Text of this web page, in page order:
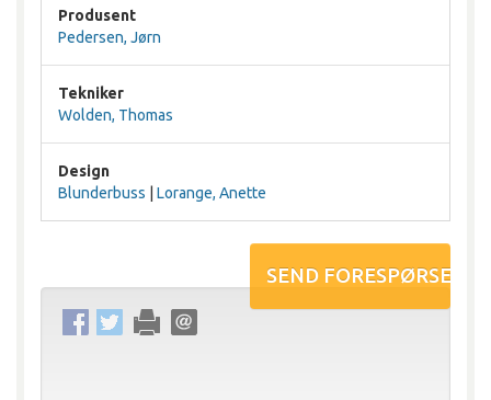
Produsent
Pedersen, Jørn
Tekniker
Wolden, Thomas
Design
Blunderbuss
Lorange, Anette